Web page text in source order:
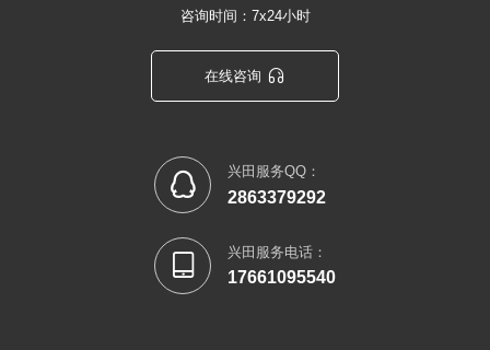
咨询时间：7x24小时
在线咨询 
 兴田服务QQ：
2863379292
 兴田服务电话：
17661095540